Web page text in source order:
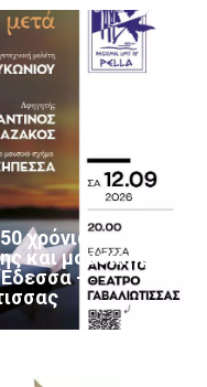
χρόνια
και μουσικής
–